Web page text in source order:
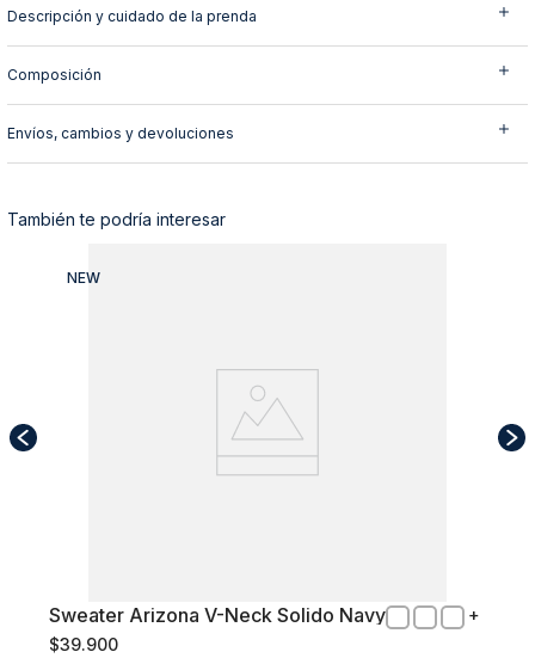
Descripción y cuidado de la prenda
Composición
Envíos, cambios y devoluciones
También te podría interesar
L
NEW
Sweater Arizona V-Neck Solido Navy
$39.900